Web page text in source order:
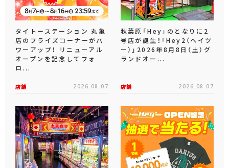
タイトーステーション 丸亀
店のプライズコーナーがパ
ワーアップ！ リニューアル
オープンを記念してフォ
ロ...
店舗 2026.08.07
秋葉原「Hey」のとなりに2
号店が誕生！「Hey2（ヘイツ
ー）」2026年8月8日（土）グ
ランドオー...
店舗 2026.08.07